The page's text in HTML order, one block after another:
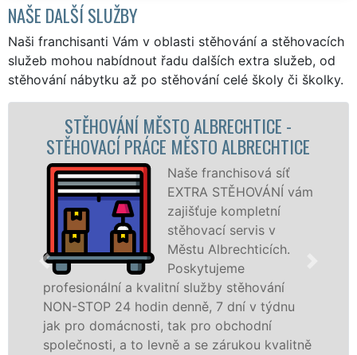
NAŠE DALŠÍ SLUŽBY
Naši franchisanti Vám v oblasti stěhování a stěhovacích
služeb mohou nabídnout řadu dalších extra služeb, od
stěhování nábytku až po stěhování celé školy či školky.
STĚHOVACÍ SLUŽBA MĚSTO
ALBRECHTICE - STĚHOVACÍ FIRMA
MĚSTO ALBRECHTICE
Poskytujeme
stěhovací služby v
Městu Albrechticích
na špičkové úrovni
se speciální
stěhovací
technikou. Tyto služby zajišťujeme
domácnostem i firmám v celém okresu
Bruntál se zárukou kvality franchisové sítě